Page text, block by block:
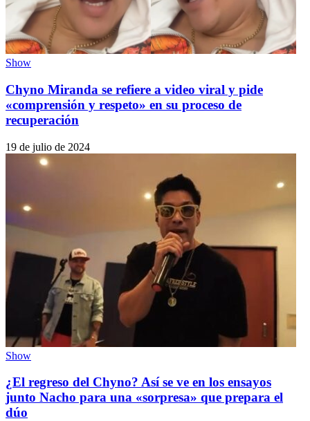
Show
Chyno Miranda se refiere a video viral y pide
«comprensión y respeto» en su proceso de
recuperación
19 de julio de 2024
Show
¿El regreso del Chyno? Así se ve en los ensayos
junto Nacho para una «sorpresa» que prepara el
dúo